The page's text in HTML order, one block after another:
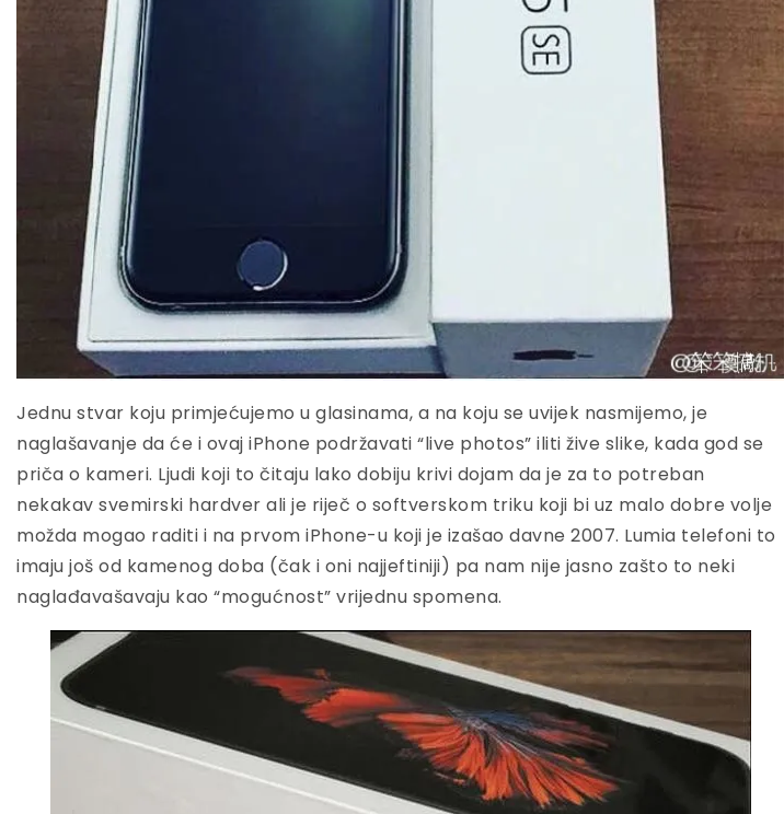
Jednu stvar koju primjećujemo u glasinama, a na koju se uvijek nasmijemo, je
naglašavanje da će i ovaj iPhone podržavati “live photos” iliti žive slike, kada god se
priča o kameri. Ljudi koji to čitaju lako dobiju krivi dojam da je za to potreban
nekakav svemirski hardver ali je riječ o softverskom triku koji bi uz malo dobre volje
možda mogao raditi i na prvom iPhone-u koji je izašao davne 2007. Lumia telefoni to
imaju još od kamenog doba (čak i oni najjeftiniji) pa nam nije jasno zašto to neki
naglađavašavaju kao “mogućnost” vrijednu spomena.